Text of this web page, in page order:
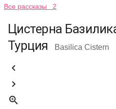
Все рассказы 2
Цистерна
Турция
Basilica Cistern


